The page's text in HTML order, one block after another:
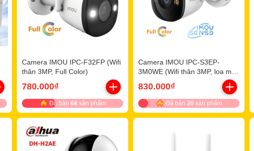
Camera IMOU IPC-F32FP (Wifi
thân 3MP, Full Color)
780.000₫
Đã bán 68 sản phẩm
Camera IMOU IPC-S3EP-
3M0WE (Wifi thân 3MP, loa mic,
830.000₫
Đã bán 20 sản phẩm